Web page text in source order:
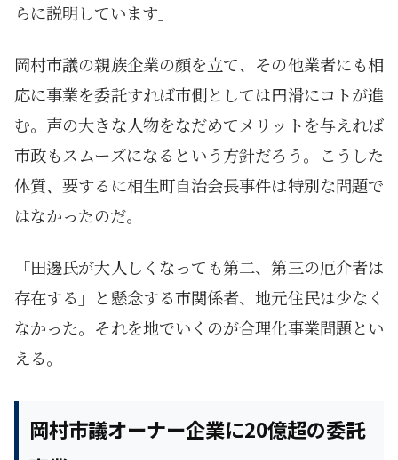
らに説明しています」
岡村市議の親族企業の顔を立て、その他業者にも相
応に事業を委託すれば市側としては円滑にコトが進
む。声の大きな人物をなだめてメリットを与えれば
市政もスムーズになるという方針だろう。こうした
体質、要するに相生町自治会長事件は特別な問題で
はなかったのだ。
「田邊氏が大人しくなっても第二、第三の厄介者は
存在する」と懸念する市関係者、地元住民は少なく
なかった。それを地でいくのが合理化事業問題とい
える。
岡村市議オーナー企業に20億超の委託